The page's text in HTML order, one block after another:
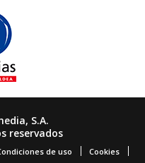
S.A.
reservados
de uso Cookies